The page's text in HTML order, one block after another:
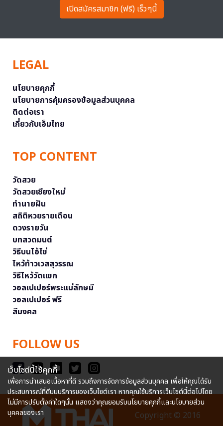
เปิดสมัครสมาชิก (ฟรี) เร็วๆนี้
LEGAL
นโยบายคุกกี้
นโยบายการคุ้มครองข้อมูลส่วนบุคคล
ติดต่อเรา
เกี่ยวกับเอ็มไทย
TOP CONTENT
วัดสวย
วัดสวยเชียงใหม่
ทำนายฝัน
สถิติหวยรายเดือน
ดวงรายวัน
บทสวดมนต์
วิธีบนไอ้ไข่
ไหว้ท้าวเวสสุวรรณ
วิธีไหว้วัดแขก
วอลเปเปอร์พระแม่ลักษมี
วอลเปเปอร์ ฟรี
สีมงคล
FOLLOW US
Copyright © 2016
เว็บไซต์นี้ใช้คุกกี้
เพื่อการนำเสนอเนื้อหาที่ดี รวมถึงการจัดการข้อมูลส่วนบุคคล เพื่อให้คุณได้รับ
ประสบการณ์ที่ดีบนบริการของเว็บไซต์เรา หากคุณใช้บริการเว็บไซต์นี้ต่อไปโดย
ไม่มีการปรับตั้งค่าใดๆนั้น แสดงว่าคุณยอมรับนโยบายคุกกี้และนโยบายส่วน
บุคคลของเรา